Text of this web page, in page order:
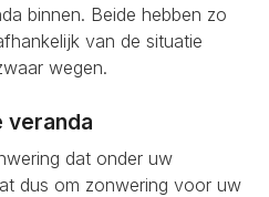
binnen. Beide hebben zo
van de situatie
wegen.
veranda
dat onder uw
dus om zonwering voor uw